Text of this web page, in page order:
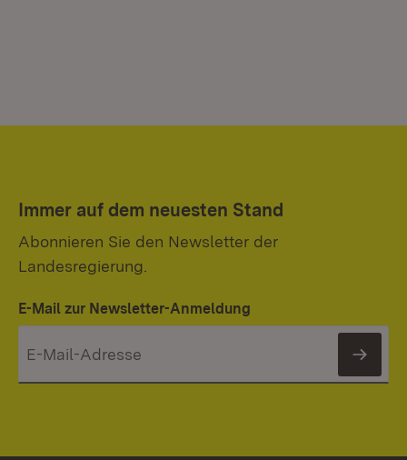
Immer auf dem neuesten Stand
Abonnieren Sie den Newsletter der
Landesregierung.
E-Mail zur Newsletter-Anmeldung